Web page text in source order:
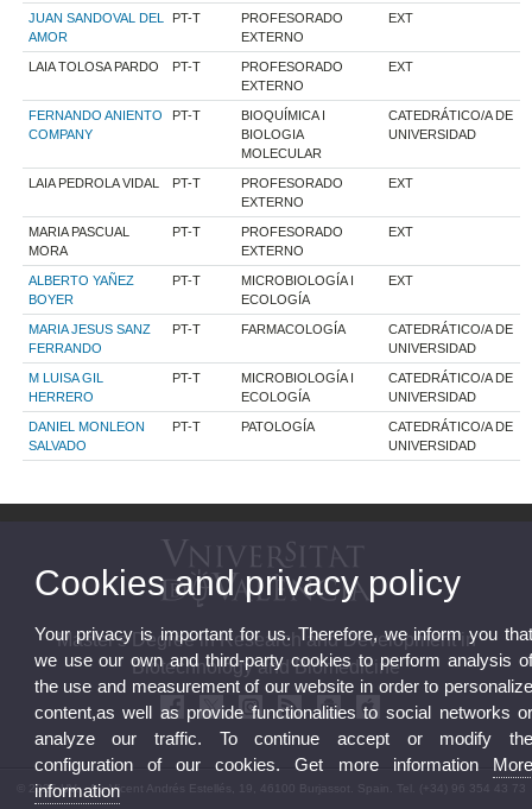
JUAN SANDOVAL DEL
AMOR
PT-T
PROFESORADO
EXTERNO
EXT
LAIA TOLOSA PARDO PT-T
PROFESORADO
EXTERNO
EXT
FERNANDO ANIENTO
COMPANY
PT-T
BIOQUÍMICA I
BIOLOGIA
MOLECULAR
CATEDRÁTICO/A DE
UNIVERSIDAD
LAIA PEDROLA VIDAL PT-T
PROFESORADO
EXTERNO
EXT
MARIA PASCUAL
MORA
PT-T
PROFESORADO
EXTERNO
EXT
ALBERTO YAÑEZ
BOYER
PT-T
MICROBIOLOGÍA I
ECOLOGÍA
EXT
MARIA JESUS SANZ
FERRANDO
PT-T FARMACOLOGÍA
CATEDRÁTICO/A DE
UNIVERSIDAD
M LUISA GIL
HERRERO
PT-T
MICROBIOLOGÍA I
ECOLOGÍA
CATEDRÁTICO/A DE
UNIVERSIDAD
DANIEL MONLEON
SALVADO
PT-T PATOLOGÍA
CATEDRÁTICO/A DE
UNIVERSIDAD
Master's Degree in Research and Development in
Biotechnology and Biomedicine
© 2026 UV. - Av. Vicent Andrés Estellés, 19, 46100 Burjassot. Spain. Tel. (+34) 96 354 43 73
Cookies and privacy policy
Your privacy is important for us. Therefore, we inform you
we use our own and third-party cookies to perform analysis
the use and measurement of our website in order to
content,as well as provide functionalities to social networks
analyze our traffic. To continue accept or modify
configuration of our cookies. Get more information
information